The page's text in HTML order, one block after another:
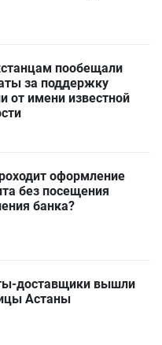
пообещали
за поддержку
от имени известной
оформление
без посещения
банка?
доставщики вышли
Астаны